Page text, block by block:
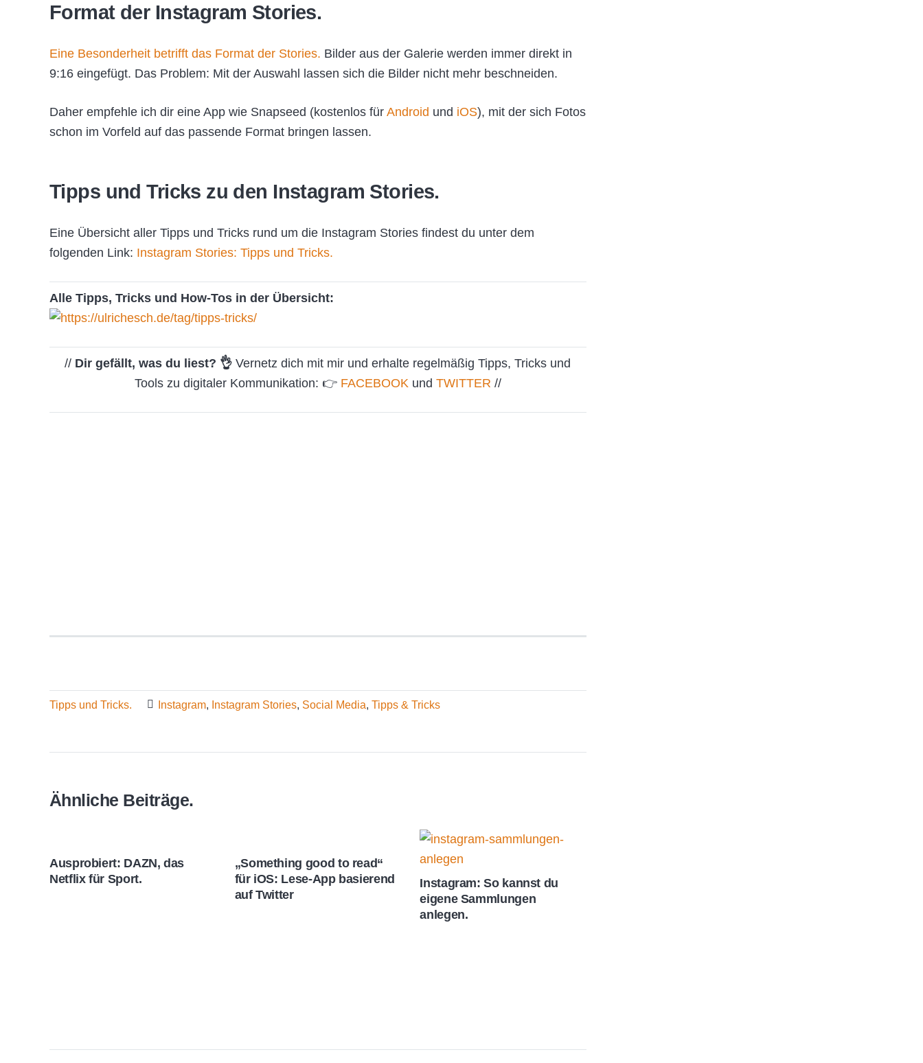
Format der Instagram Stories.
Eine Besonderheit betrifft das Format der Stories. Bilder aus der Galerie werden immer direkt in
9:16 eingefügt. Das Problem: Mit der Auswahl lassen sich die Bilder nicht mehr beschneiden.
Daher empfehle ich dir eine App wie Snapseed (kostenlos für Android und iOS), mit der sich Fotos
schon im Vorfeld auf das passende Format bringen lassen.
Tipps und Tricks zu den Instagram Stories.
Eine Übersicht aller Tipps und Tricks rund um die Instagram Stories findest du unter dem
folgenden Link: Instagram Stories: Tipps und Tricks.
Alle Tipps, Tricks und How-Tos in der Übersicht:
// Dir gefällt, was du liest? 👌 Vernetz dich mit mir und erhalte regelmäßig Tipps, Tricks und
Tools zu digitaler Kommunikation: 👉 FACEBOOK und TWITTER //
Tipps und Tricks. Instagram, Instagram Stories, Social Media,Tipps & Tricks
Ähnliche Beiträge.
Ausprobiert: DAZN, das
Netflix für Sport.
„Something good to read“
für iOS: Lese-App basierend
auf Twitter
Instagram: So kannst du
eigene Sammlungen
anlegen.